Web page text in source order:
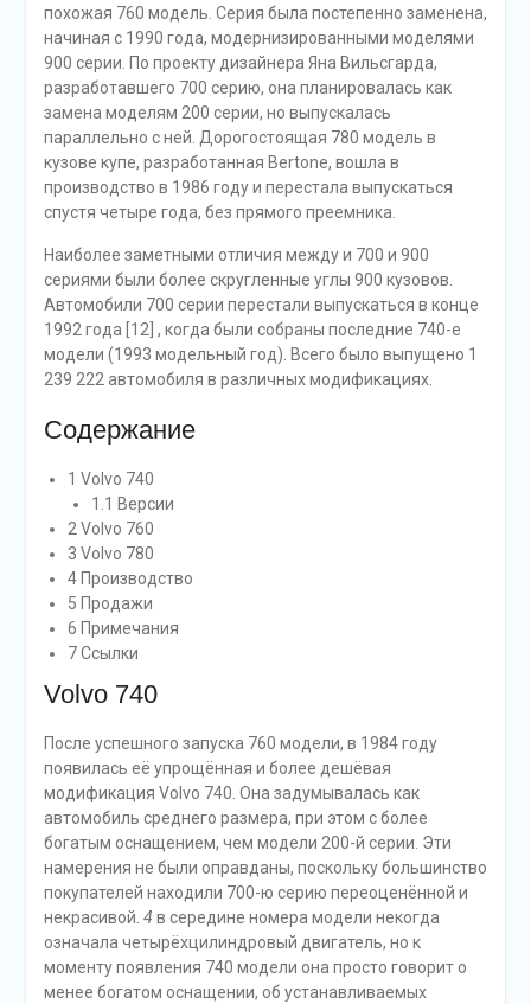
похожая 760 модель. Серия была постепенно заменена,
начиная с 1990 года, модернизированными моделями
900 серии. По проекту дизайнера Яна Вильсгарда,
разработавшего 700 серию, она планировалась как
замена моделям 200 серии, но выпускалась
параллельно с ней. Дорогостоящая 780 модель в
кузове купе, разработанная Bertone, вошла в
производство в 1986 году и перестала выпускаться
спустя четыре года, без прямого преемника.
Наиболее заметными отличия между и 700 и 900
сериями были более скругленные углы 900 кузовов.
Автомобили 700 серии перестали выпускаться в конце
1992 года [12] , когда были собраны последние 740-е
модели (1993 модельный год). Всего было выпущено 1
239 222 автомобиля в различных модификациях.
Содержание
1 Volvo 740
1.1 Версии
2 Volvo 760
3 Volvo 780
4 Производство
5 Продажи
6 Примечания
7 Ссылки
Volvo 740
После успешного запуска 760 модели, в 1984 году
появилась её упрощённая и более дешёвая
модификация Volvo 740. Она задумывалась как
автомобиль среднего размера, при этом с более
богатым оснащением, чем модели 200-й серии. Эти
намерения не были оправданы, поскольку большинство
покупателей находили 700-ю серию переоценённой и
некрасивой. 4 в середине номера модели некогда
означала четырёхцилиндровый двигатель, но к
моменту появления 740 модели она просто говорит о
менее богатом оснащении, об устанавливаемых